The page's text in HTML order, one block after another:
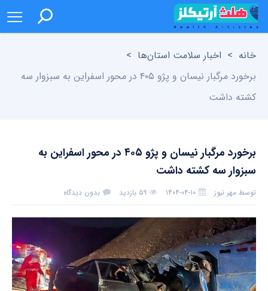
خانه > اخبار سلامت استان‌ها >
برخورد مرگبار نیسان و پژو ۴۰۵ در محور اسفراین به سبزوار سه
کشته داشت
برخورد مرگبار نیسان و پژو ۴۰۵ در محور اسفراین به
سبزوار سه کشته داشت
توسط مهر نیوز ۱۴۰۴-۰۴-۱۰ ۵۹ بازدید بدون دیدگاه